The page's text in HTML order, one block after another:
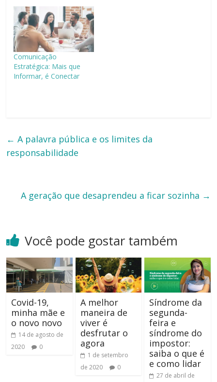
Comunicação
Estratégica: Mais que
Informar, é Conectar
← A palavra pública e os limites da
responsabilidade
A geração que desaprendeu a ficar sozinha →
Você pode gostar também
Covid-19,
minha mãe e
o novo novo
14 de agosto de
2020
0
A melhor
maneira de
viver é
desfrutar o
agora
1 de setembro
de 2020
0
Síndrome da
segunda-
feira e
síndrome do
impostor:
saiba o que é
e como lidar
27 de abril de